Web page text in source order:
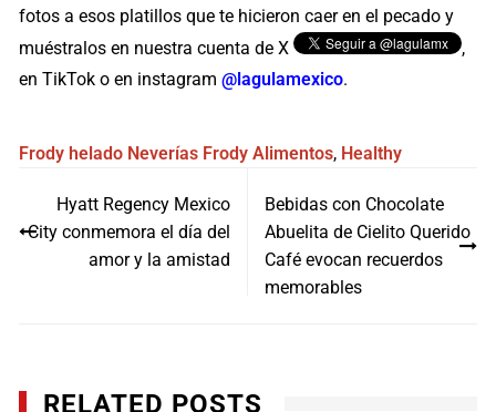
fotos a esos platillos que te hicieron caer en el pecado y
muéstralos en nuestra cuenta de X
,
en TikTok o en instagram@lagulamexico.
Frody helado Neverías Frody Alimentos, Healthy
de
entradas
Hyatt Regency Mexico
City conmemora el día del
amor y la amistad
Bebidas con Chocolate
Abuelita de Cielito Querido
Café evocan recuerdos
memorables
RELATED POSTS